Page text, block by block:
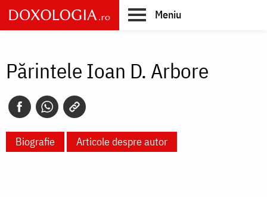
Skip
to
main
Meniu
Părintele Ioan D. Arbore
Biografie Articole despre autor